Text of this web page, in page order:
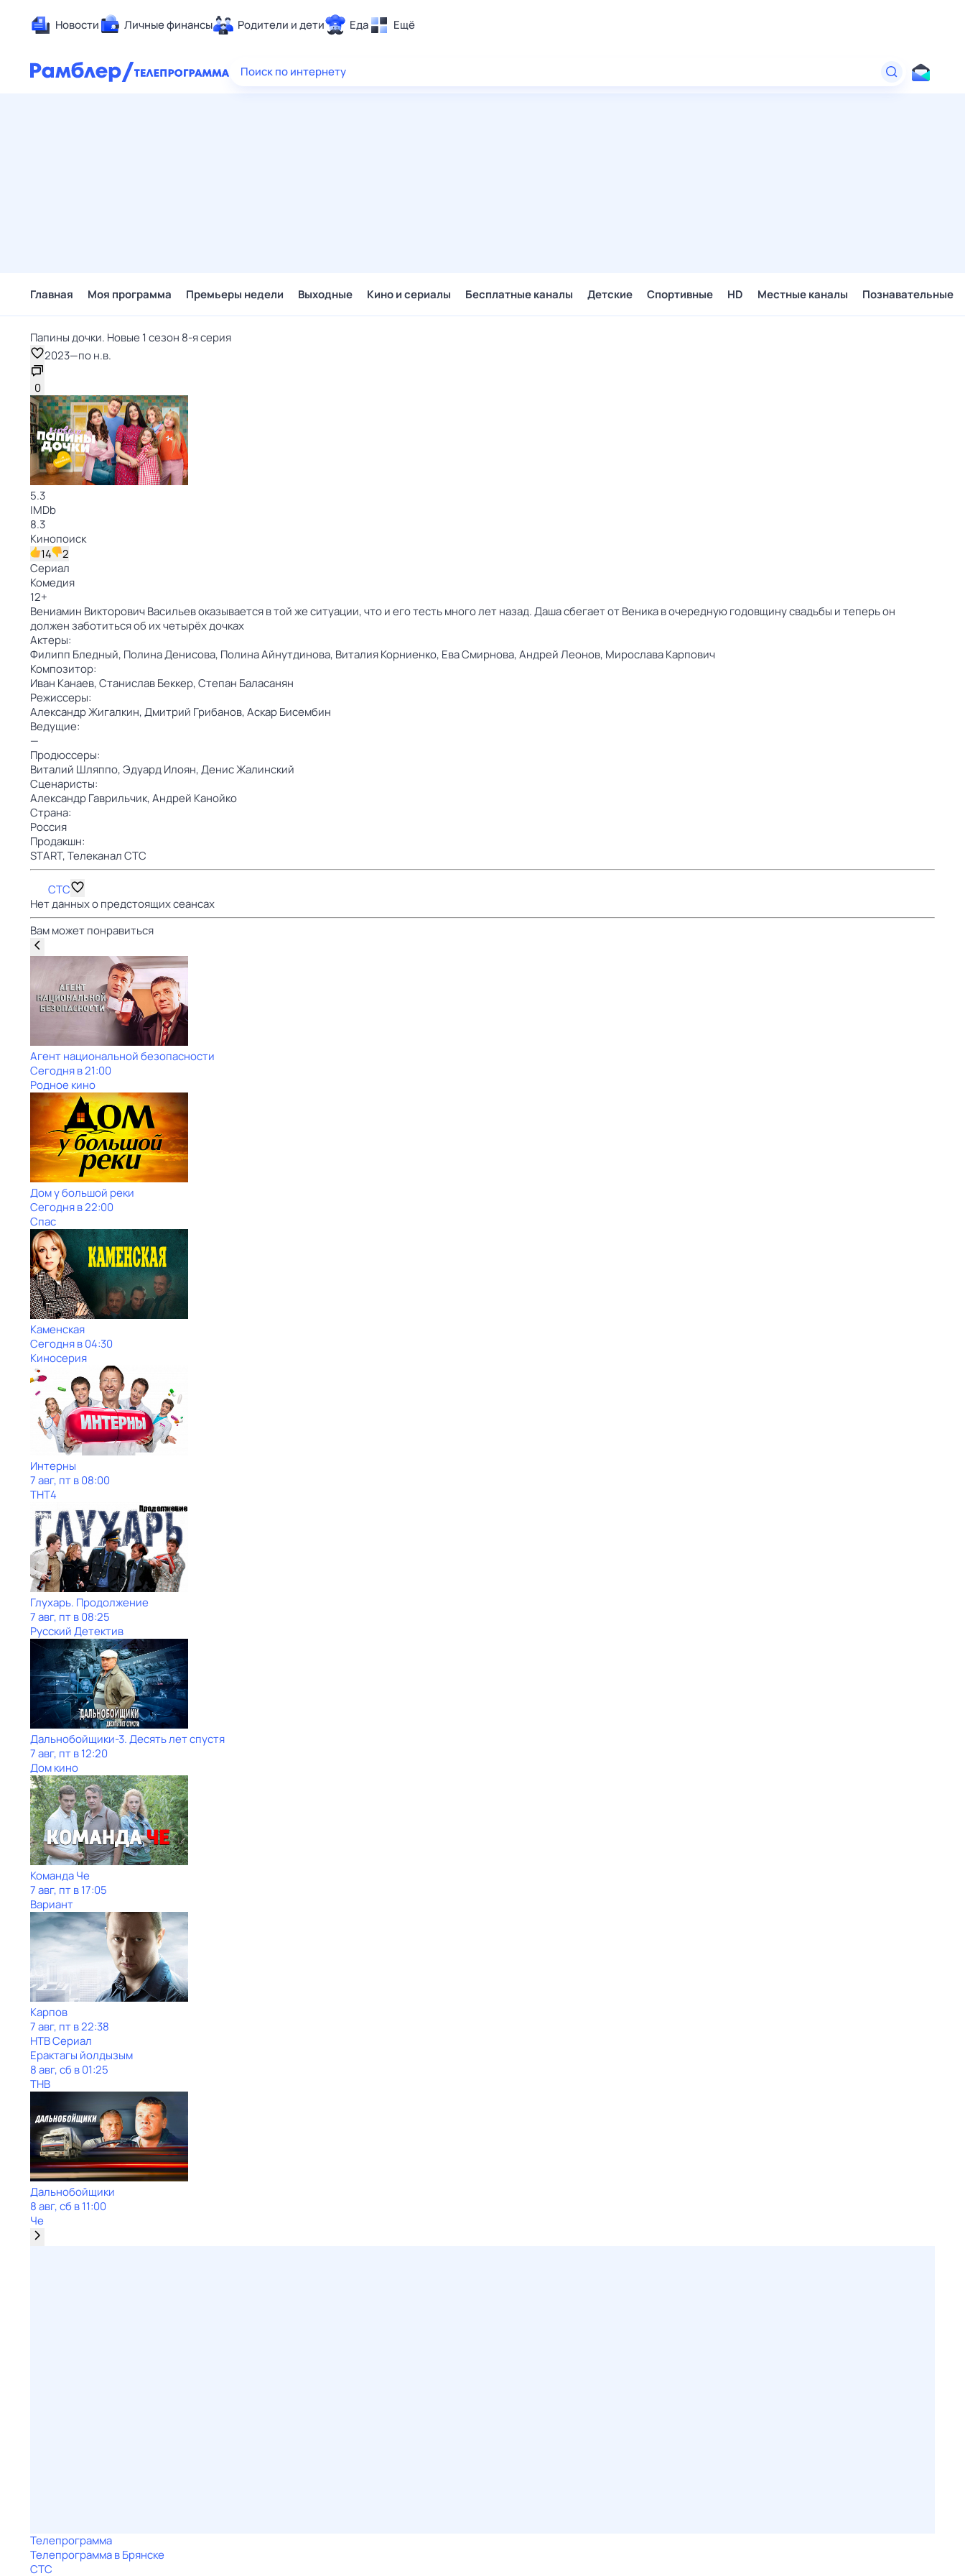
Новости Личные финансы Родители и дети Еда Ещё
Здоровье
Поиск по интернету
Главная Моя программа Премьеры недели Выходные Кино и сериалы Бесплатные каналы Детские Спортивные HD Местные каналы Познавательные
Папины дочки. Новые 1 сезон 8-я серия
2023—по н.в.
0
5.3
IMDb
8.3
Кинопоиск
14
2
Сериал
Комедия
12+
Вениамин Викторович Васильев оказывается в той же ситуации, что и его тесть много лет назад. Даша сбегает от Веника в очередную годовщину свадьбы и теперь он
должен заботиться об их четырёх дочках
Актеры:
Филипп Бледный, Полина Денисова, Полина Айнутдинова, Виталия Корниенко, Ева Смирнова,Андрей Леонов, Мирослава Карпович
Композитор:
Иван Канаев,Станислав Беккер,Степан Баласанян
Режиссеры:
Александр Жигалкин,Дмитрий Грибанов,Аскар Бисембин
Ведущие:
—
Продюссеры:
Виталий Шляппо,Эдуард Илоян,Денис Жалинский
Сценаристы:
Александр Гаврильчик,Андрей Канойко
Страна:
Россия
Продакшн:
START,Телеканал СТС
СТС
Нет данных о предстоящих сеансах
Вам может понравиться
Агент национальной безопасности
Сегодня в 21:00
Родное кино
Дом у большой реки
Сегодня в 22:00
Спас
Каменская
Сегодня в 04:30
Киносерия
Интерны
7 авг, пт в 08:00
ТНТ4
Глухарь. Продолжение
7 авг, пт в 08:25
Русский Детектив
Дальнобойщики-3. Десять лет спустя
7 авг, пт в 12:20
Дом кино
Команда Че
7 авг, пт в 17:05
Вариант
Карпов
7 авг, пт в 22:38
НТВ Сериал
Ерактагы йолдызым
8 авг, сб в 01:25
ТНВ
Дальнобойщики
8 авг, сб в 11:00
Че
Телепрограмма
Телепрограмма в Брянске
СТС